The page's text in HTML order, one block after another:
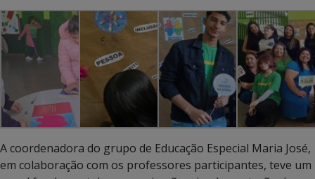
A coordenadora do grupo de Educação Especial Maria José,
em colaboração com os professores participantes, teve um